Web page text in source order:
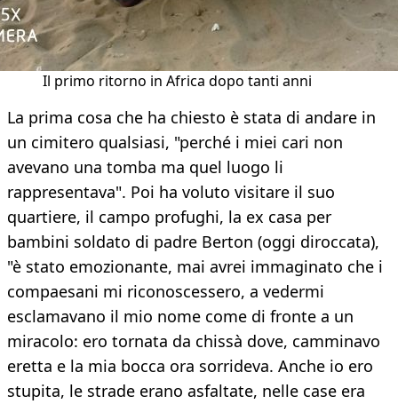
Il primo ritorno in Africa dopo tanti anni
La prima cosa che ha chiesto è stata di andare in
un cimitero qualsiasi, "perché i miei cari non
avevano una tomba ma quel luogo li
rappresentava". Poi ha voluto visitare il suo
quartiere, il campo profughi, la ex casa per
bambini soldato di padre Berton (oggi diroccata),
"è stato emozionante, mai avrei immaginato che i
compaesani mi riconoscessero, a vedermi
esclamavano il mio nome come di fronte a un
miracolo: ero tornata da chissà dove, camminavo
eretta e la mia bocca ora sorrideva. Anche io ero
stupita, le strade erano asfaltate, nelle case era